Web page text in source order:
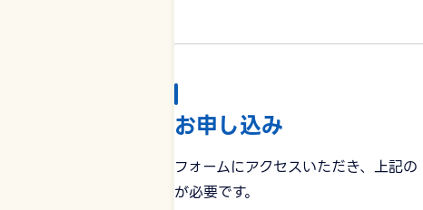
お申し込み
フォームにアクセスいただき、上記
が必要です。